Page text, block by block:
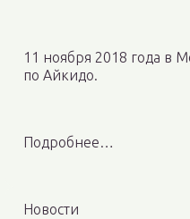
11 ноября 2018 года в
по Айкидо.
Подробнее…
Новости